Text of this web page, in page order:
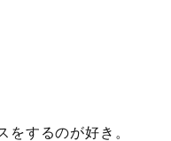
をするのが好き。